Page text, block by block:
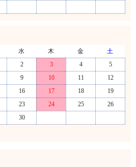
水 木 金
土
2 3 4
5
9 10 11
12
16 17 18
19
23 24 25
26
30